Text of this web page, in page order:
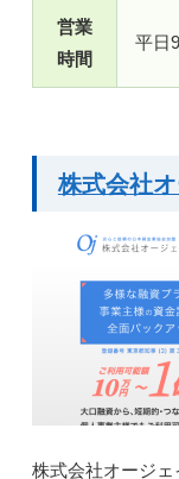
営業
時間
平日
株式会社
株式会社オージ